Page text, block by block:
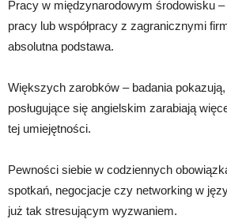
Pracy w międzynarodowym środowisku
pracy lub współpracy z zagranicznymi
absolutna podstawa.
Większych zarobków – badania
posługujące się angielskim zarabiają
tej umiejętności.
Pewności siebie w codziennych
spotkań, negocjacje czy networking w
już tak stresującym wyzwaniem.